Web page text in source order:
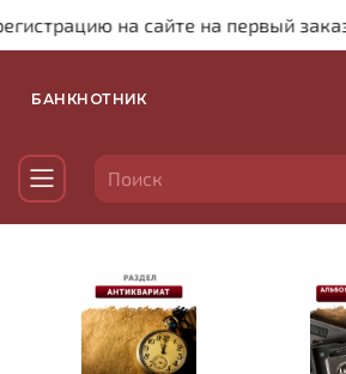
на сайте на первый заказ
БАНКНОТНИК